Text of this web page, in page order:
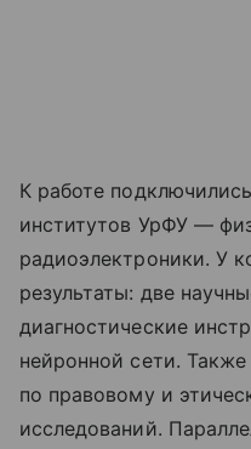
К работе
институтов УрФУ —
радиоэлектроники. У
результаты: две
диагностические
нейронной сети.
по правовому и
исследований.